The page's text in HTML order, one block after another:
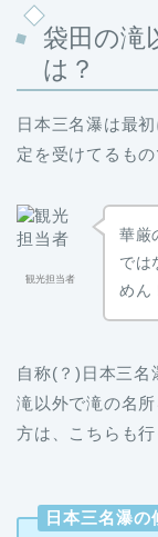
袋田の滝
は？
日本三名瀑は最
定を受けてるもの
観光担当者
華厳
では
めん
自称(？)日本三名
滝以外で滝の名
方は、こちらも行
日本三名瀑